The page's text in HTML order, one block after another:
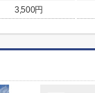
3,500円